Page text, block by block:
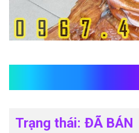
Trạng thái: ĐÃ BÁN